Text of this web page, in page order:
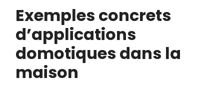
Exemples concrets
d’applications
domotiques dans la
maison